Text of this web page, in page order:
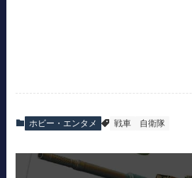
ホビー・エンタメ 戦車 自衛隊